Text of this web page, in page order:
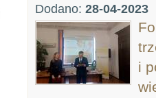
Dodano: 28-04-2023
i